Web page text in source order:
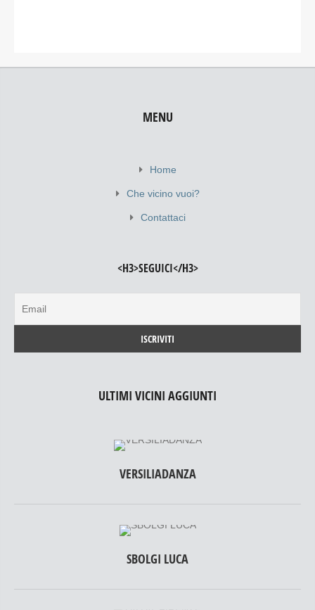
MENU
Home
Che vicino vuoi?
Contattaci
<H3>SEGUICI</H3>
ULTIMI VICINI AGGIUNTI
VERSILIADANZA
SBOLGI LUCA